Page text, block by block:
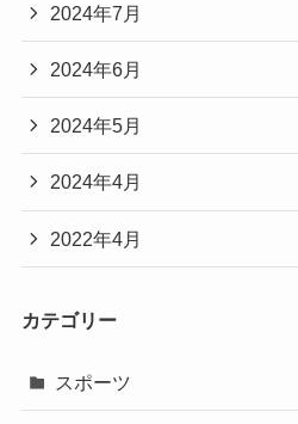
2024年7月
2024年6月
2024年5月
2024年4月
2022年4月
カテゴリー
スポーツ